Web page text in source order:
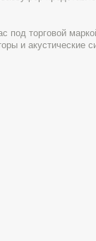
под торговой
и акустические